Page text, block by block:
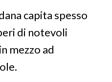
capita spesso
di notevoli
mezzo ad